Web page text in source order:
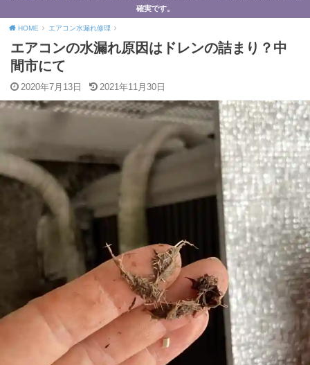
確実です。
HOME エアコン水漏れ修理
エアコンの水漏れ原因はドレンの詰まり？中
間市にて
2020年7月13日 2021年11月30日